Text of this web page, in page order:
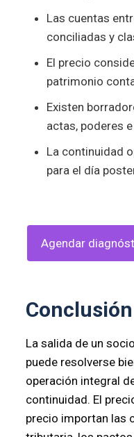
Las cuentas
conciliadas y
El precio
patrimonio
Existen
actas, poderes
La continuidad
para el día
Agendar
Conclusión
La salida de un
puede resolverse
operación integral
continuidad. El
precio importan las